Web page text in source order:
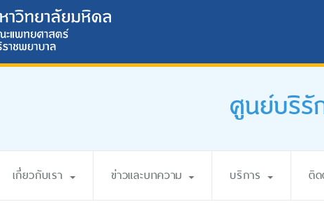
ศูนย์บริรั
เกี่ยวกับเรา ข่าวและบทความ บริการ ติด